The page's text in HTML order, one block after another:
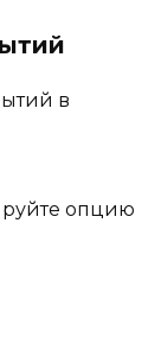
в
опцию